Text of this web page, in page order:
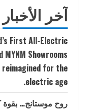
آخر الأخبار
First All-Electric
Showrooms
reimagined for the
electric age.